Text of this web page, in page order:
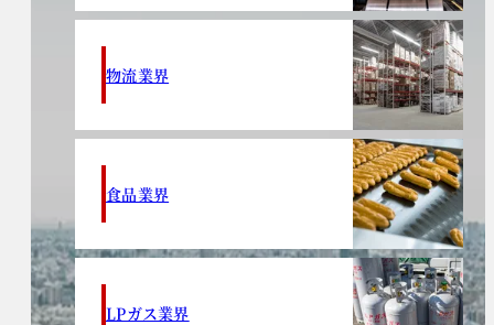
物流業界
食品業界
LPガス業界